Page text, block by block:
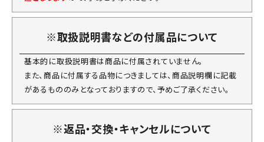
※取扱説明書などの付属品について
基本的に取扱説明書は商品に付属されていません。
また、商品に付属する品物につきましては、商品説明欄に記載
があるもののみとなっておりますので、予めご了承ください。
※返品・交換・キャンセルについて